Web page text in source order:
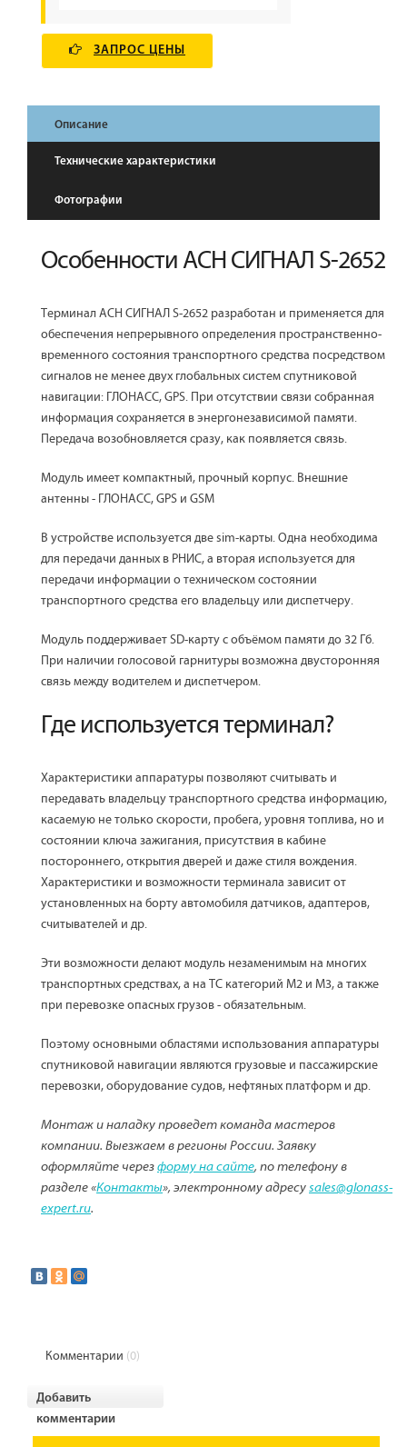
ЗАПРОС ЦЕНЫ
Описание
Технические характеристики
Фотографии
Особенности АСН СИГНАЛ S-2652
Терминал АСН СИГНАЛ S-2652 разработан и применяется для
обеспечения непрерывного определения пространственно-
временного состояния транспортного средства посредством
сигналов не менее двух глобальных систем спутниковой
навигации: ГЛОНАСС, GPS. При отсутствии связи собранная
информация сохраняется в энергонезависимой памяти.
Передача возобновляется сразу, как появляется связь.
Модуль имеет компактный, прочный корпус. Внешние
антенны - ГЛОНАСС, GPS и GSM
В устройстве используется две sim-карты. Одна необходима
для передачи данных в РНИС, а вторая используется для
передачи информации о техническом состоянии
транспортного средства его владельцу или диспетчеру.
Модуль поддерживает SD-карту с объёмом памяти до 32 Гб.
При наличии голосовой гарнитуры возможна двусторонняя
связь между водителем и диспетчером.
Где используется терминал?
Характеристики аппаратуры позволяют считывать и
передавать владельцу транспортного средства информацию,
касаемую не только скорости, пробега, уровня топлива, но и
состоянии ключа зажигания, присутствия в кабине
постороннего, открытия дверей и даже стиля вождения.
Характеристики и возможности терминала зависит от
установленных на борту автомобиля датчиков, адаптеров,
считывателей и др.
Эти возможности делают модуль незаменимым на многих
транспортных средствах, а на ТС категорий М2 и М3, а также
при перевозке опасных грузов - обязательным.
Поэтому основными областями использования аппаратуры
спутниковой навигации являются грузовые и пассажирские
перевозки, оборудование судов, нефтяных платформ и др.
Монтаж и наладку проведет команда мастеров
компании. Выезжаем в регионы России. Заявку
оформляйте через форму на сайте, по телефону в
разделе «Контакты», электронному адресу sales@glonass-
expert.ru.
Комментарии (0)
Добавить
комментарии